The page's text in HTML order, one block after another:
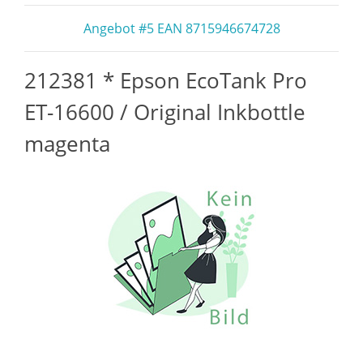
Angebot #5 EAN 8715946674728
212381 * Epson EcoTank Pro
ET-16600 / Original Inkbottle
magenta